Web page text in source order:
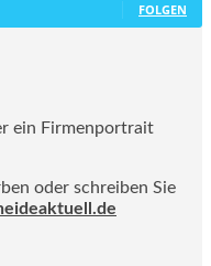
FOLGEN
ein Firmenportrait
oder schreiben Sie